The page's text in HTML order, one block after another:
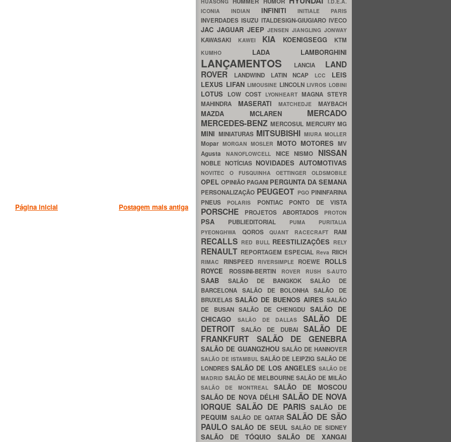
Postagem mais antiga
Página inicial
ICONIA INDIAN INFINITIINITIALE PARIS
INVERDADESISUZU ITALDESIGN-GIUGIAROIVECO
JAC JAGUAR JEEPJENSENJIANGLINGJONWAY
KAWASAKI KAWEI KIA KOENIGSEGG KTM
KUMHO LADA LAMBORGHINI
LANÇAMENTOS LANCIA LAND
ROVER
LANDWIND LATIN NCAP LCC LEIS
LEXUS LIFAN LIMOUSINE LINCOLN LIVROS LOBINI
LOTUS LOW COST LYONHEART MAGNA STEYR
MAHINDRA MASERATIMATCHEDJEMAYBACH
MAZDA MCLAREN MERCADO
MERCEDES-BENZMERCOSUL MERCURYMG
MINI MINIATURAS MITSUBISHI MIURA MOLLER
Mopar MORGAN MOSLER MOTO MOTORES MV
Agusta NANOFLOWCELL NICENISMO NISSAN
NOBLE NOTÍCIAS NOVIDADES AUTOMOTIVAS
NOVITEC O FUSQUINHA OETTINGER OLDSMOBILE
OPEL OPINIÃO PAGANI PERGUNTA DA SEMANA
PERSONALIZAÇÃO PEUGEOT PGO PININFARINA
PNEUS
POLARIS PONTIAC PONTO DE VISTA
PORSCHE PROJETOS ABORTADOS PROTON
PSA PUBLIEDITORIAL PUMA PURITALIA
PYEONGHWA QOROS QUANT RACECRAFT RAM
RECALLS RED BULL REESTILIZAÇÕES RELY
RENAULT REPORTAGEM ESPECIAL Reva RIICH
RIMAC RINSPEED RIVERSIMPLE ROEWE ROLLS
ROYCE
ROSSINI-BERTIN ROVER RUSH S-AUTO
SAAB SALÃO DE BANGKOKSALÃO DE
BARCELONA SALÃO DE BOLONHASALÃO DE
BRUXELAS SALÃO DE BUENOS AIRES SALÃO
DE BUSAN SALÃO DE CHENGDU SALÃO DE
CHICAGO
SALÃO DE DALLASSALÃO DE
DETROIT
SALÃO DE DUBAI SALÃO DE
FRANKFURT SALÃO DE GENEBRA
SALÃO DE GUANGZHOU SALÃO DE HANNOVER
SALÃO DE ISTAMBUL SALÃO DE LEIPZIGSALÃO DE
LONDRESSALÃO DE LOS ANGELES SALÃO DE
MADRID SALÃO DE MELBOURNESALÃO DE MILÃO
SALÃO DE MONTREAL SALÃO DE MOSCOU
SALÃO DE NOVA DÉLHI SALÃO DE NOVA
IORQUE SALÃO DE PARISSALÃO DE
PEQUIM SALÃO DE QATARSALÃO DE SÃO
PAULO SALÃO DE SEUL SALÃO DE SIDNEY
SALÃO DE TÓQUIO SALÃO DE XANGAI